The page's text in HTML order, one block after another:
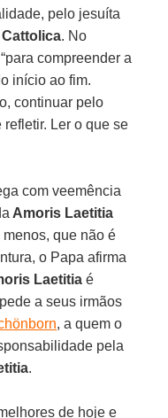
pelo jesuíta
Cattolica. No
compreender a
início ao fim.
continuar pelo
Ler o que se
com veemência
Amoris Laetitia
que não é
o Papa afirma
Laetitia é
pede a seus irmãos
, a quem o
pela
.
de hoje e